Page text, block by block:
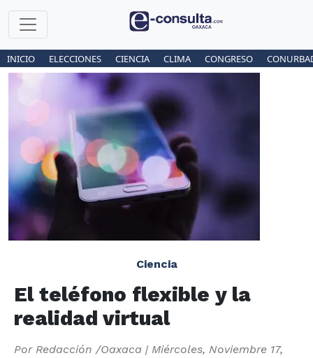
INICIO ELECCIONES CIENCIA CLIMA CONGRESO
Ciencia
El teléfono flexible y la
realidad virtual
Por Redacción /Oaxaca | Miércoles, Noviembre 17,